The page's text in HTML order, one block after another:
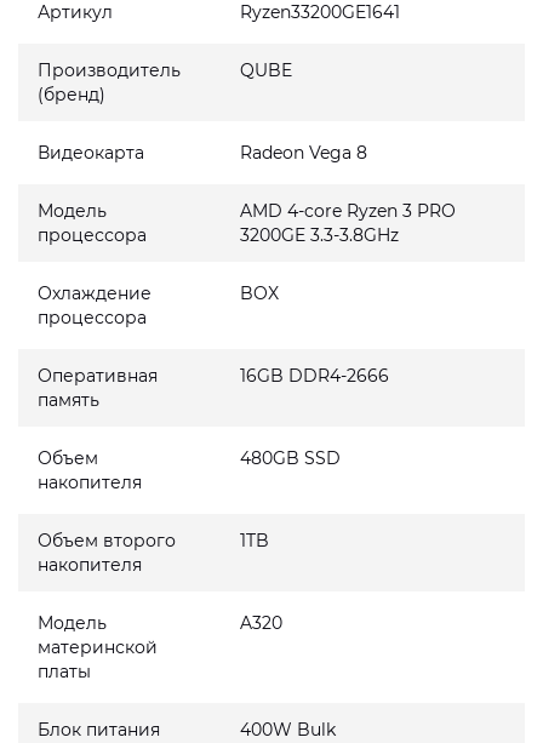
Артикул Ryzen33200GE1641
Производитель
(бренд)
QUBE
Видеокарта Radeon Vega 8
Модель
процессора
AMD 4-core Ryzen 3 PRO
3200GE 3.3-3.8GHz
Охлаждение
процессора
BOX
Оперативная
память
16GB DDR4-2666
Объем
накопителя
480GB SSD
Объем второго
накопителя
1TB
Модель
материнской
платы
A320
Блок питания 400W Bulk